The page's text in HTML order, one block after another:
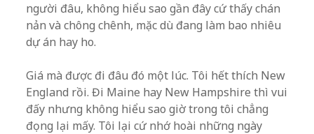
người đâu, không hiểu sao gần đây cứ thấy chán
nản và chông chênh, mặc dù đang làm bao nhiêu
dự án hay ho.
Giá mà được đi đâu đó một lúc. Tôi hết thích New
England rồi. Đi Maine hay New Hampshire thì vui
đấy nhưng không hiểu sao giờ trong tôi chẳng
đọng lại mấy. Tôi lại cứ nhớ hoài những ngày